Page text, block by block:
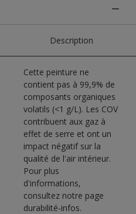
Description
Cette peinture ne
contient pas à 99,9% de
composants organiques
volatils (<1 g/L). Les COV
contribuent aux gaz à
effet de serre et ont un
impact négatif sur la
qualité de l'air intérieur.
Pour plus
d'informations,
consultez notre page
durabilité-infos.